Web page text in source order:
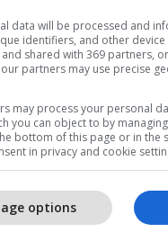
data will be processed and
identifiers, and other
and shared with 369 partners,
our partners may use precise
may process your personal
you can object to by
bottom of this page or in the
in privacy and cookie
options